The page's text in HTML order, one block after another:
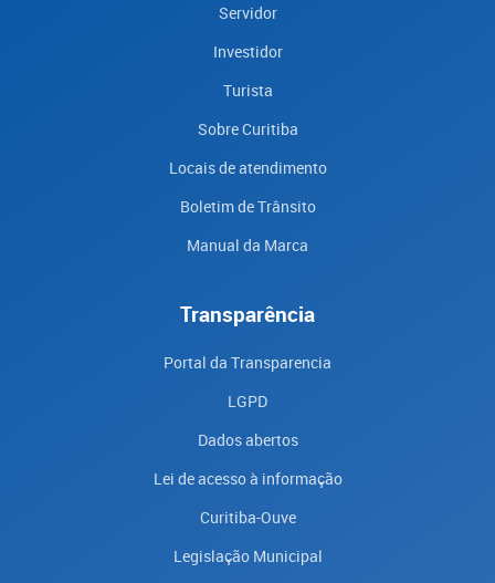
Servidor
Investidor
Turista
Sobre Curitiba
Locais de atendimento
Boletim de Trânsito
Manual da Marca
Transparência
Portal da Transparencia
LGPD
Dados abertos
Lei de acesso à informação
Curitiba-Ouve
Legislação Municipal